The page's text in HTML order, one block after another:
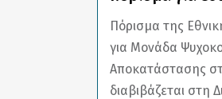
Πόρισμα της
για Μονάδα
Αποκατάστασης
διαβιβάζεται στη